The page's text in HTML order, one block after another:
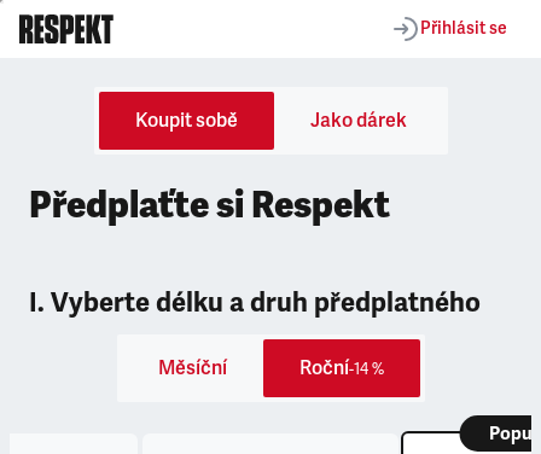
Přihlásit se
Koupit sobě Jako dárek
Předplaťte si Respekt
I. Vyberte délku a druh předplatného
Měsíční Roční-14 %